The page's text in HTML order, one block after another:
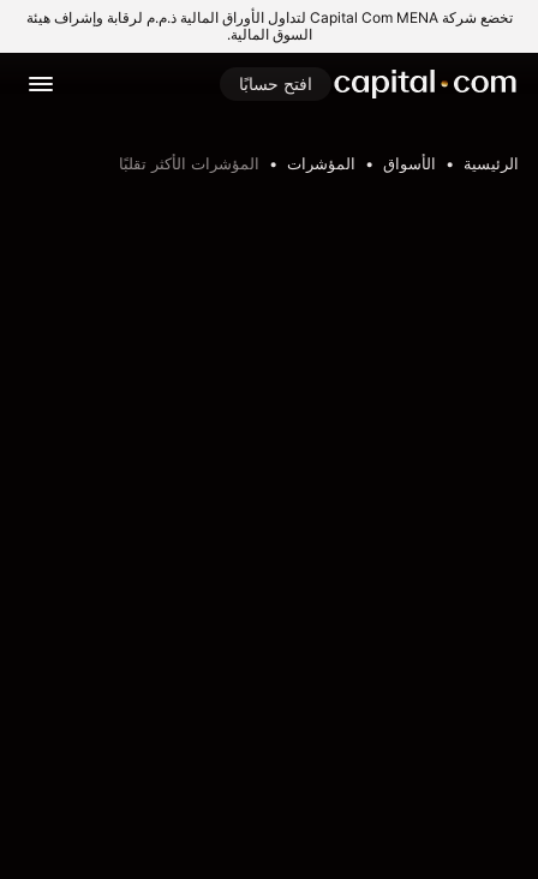
تخضع شركة Capital Com MENA لتداول الأوراق المالية ذ.م.م لرقابة وإشراف هيئة
السوق المالية.
افتح حسابًا
الرئيسية الأسواق المؤشرات المؤشرات الأكثر تقلبًا